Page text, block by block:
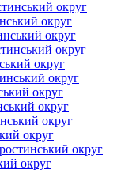
округ
округ
округ
округ
округ
округ
округ
округ
округ
округ
округ
округ